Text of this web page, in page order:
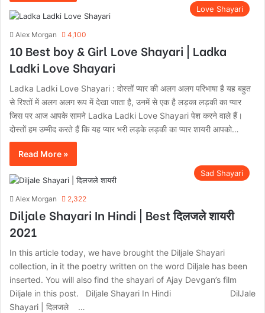
Love Shayari
Alex Morgan 4,100
10 Best boy & Girl Love Shayari | Ladka
Ladki Love Shayari
Ladka Ladki Love Shayari : दोस्तों प्यार की अलग अलग परिभाषा है यह बहुत
से रिश्तों में अलग अलग रूप में देखा जाता है, उनमें से एक है लड़का लड़की का प्यार
जिस पर आज आपके सामने Ladka Ladki Love Shayari पेश करने वाले हैं।
दोस्तों हम उम्मीद करते हैं कि यह प्यार भरी लड़के लड़की का प्यार शायरी आपको…
Read More »
Sad Shayari
Alex Morgan 2,322
Diljale Shayari In Hindi | Best दिलजले शायरी
2021
In this article today, we have brought the Diljale Shayari
collection, in it the poetry written on the word Diljale has been
inserted. You will also find the shayari of Ajay Devgan’s film
Diljale in this post. Diljale Shayari In Hindi DilJale
Shayari | दिलजले …